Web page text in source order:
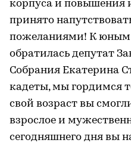
корпуса и повышения
принято
пожеланиями! К
обратилась депутат
Собрания Екатерина
кадеты, мы гордимся
свой возраст вы
взрослое и
сегодняшнего дня вы